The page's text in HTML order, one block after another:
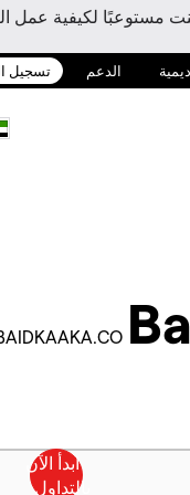
مستوعبًا لكيفية عمل
الدعم تسجيل